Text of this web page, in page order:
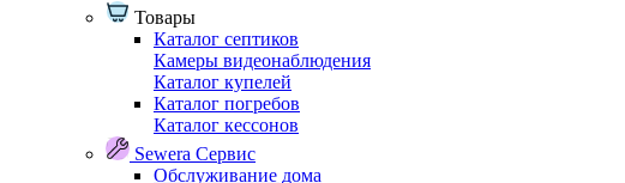
Товары
Каталог септиков
Камеры видеонаблюдения
Каталог купелей
Каталог погребов
Каталог кессонов
Sewera Сервис
Обслуживание дома